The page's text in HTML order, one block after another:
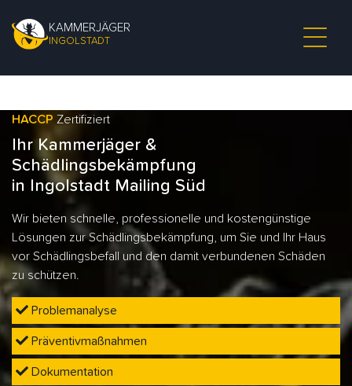
KAMMERJÄGER
INGOLSTADT
HACCP Zertifiziert
Ihr Kammerjäger &
Schädlingsbekämpfung
in Ingolstadt Mailing Süd
Wir bieten schnelle, professionelle und kostengünstige
Lösungen zur Schädlingsbekämpfung, um Sie und Ihr Haus
vor Schädlingsbefall und den damit verbundenen Schäden
zu schützen.
Problemanalyse
Präventivmaßnahmen
Dokumentation